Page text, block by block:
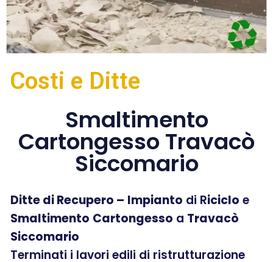
Costi e Ditte
Smaltimento
Cartongesso Travacò
Siccomario
Ditte di Recupero – Impianto di Riciclo e
Smaltimento Cartongesso a Travacò
Siccomario
Terminati i lavori edili di ristrutturazione